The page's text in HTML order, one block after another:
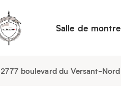
Salle de montre
2777 boulevard du Versant-Nord